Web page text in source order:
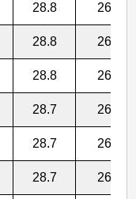
28.8 26.5
28.8 26.6
28.8 26.5
28.7 26.4
28.7 26.4
28.7 26.5